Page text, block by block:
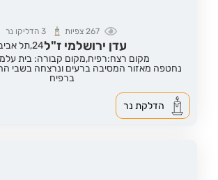
267צפיות 3 הדליקו נר
עדן ירושלמי ז"ל24,תל
מקום רצח:רפיח,מקום קבורה: בית
נחטפה מאזור המסיבה ברעים ונרצחה בשבי
ברפיח
הדלקת נר